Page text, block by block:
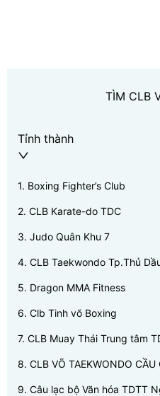
TÌM CLB
Tỉnh thành
1. Boxing Fighter’s Club
2. CLB Karate-do TDC
3. Judo Quân Khu 7
4. CLB Taekwondo Tp.Thủ
5. Dragon MMA Fitness
6. Clb Tinh võ Boxing
7. CLB Muay Thái Trung tâm
8. CLB VÕ TAEKWONDO CẦU
9. Câu lạc bộ Văn hóa TDTT